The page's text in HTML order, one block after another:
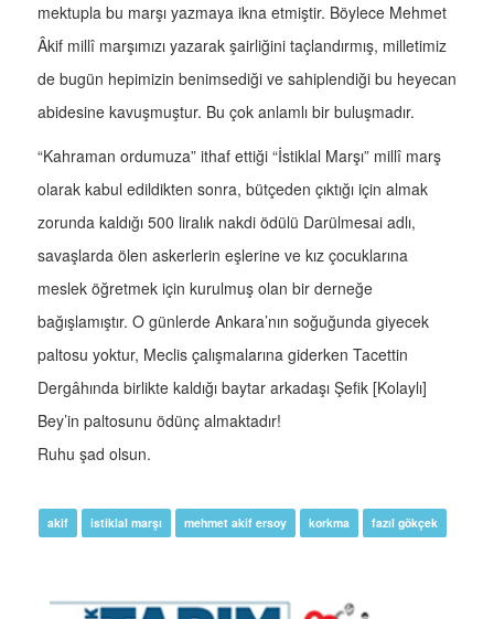
mektupla bu marşı yazmaya ikna etmiştir. Böylece Mehmet
Âkif millî marşımızı yazarak şairliğini taçlandırmış, milletimiz
de bugün hepimizin benimsediği ve sahiplendiği bu heyecan
abidesine kavuşmuştur. Bu çok anlamlı bir buluşmadır.
“Kahraman ordumuza” ithaf ettiği “İstiklal Marşı” millî marş
olarak kabul edildikten sonra, bütçeden çıktığı için almak
zorunda kaldığı 500 liralık nakdi ödülü Darülmesai adlı,
savaşlarda ölen askerlerin eşlerine ve kız çocuklarına
meslek öğretmek için kurulmuş olan bir derneğe
bağışlamıştır. O günlerde Ankara’nın soğuğunda giyecek
paltosu yoktur, Meclis çalışmalarına giderken Tacettin
Dergâhında birlikte kaldığı baytar arkadaşı Şefik [Kolaylı]
Bey’in paltosunu ödünç almaktadır!
Ruhu şad olsun.
akif istiklal marşı mehmet akif ersoy korkma fazıl gökçek